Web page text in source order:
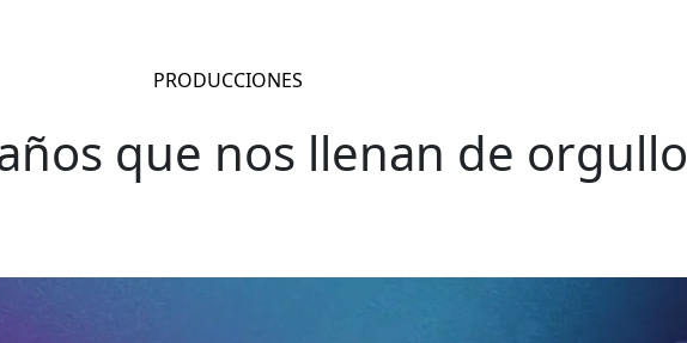
PRODUCCIONES
años que nos llenan de orgullo